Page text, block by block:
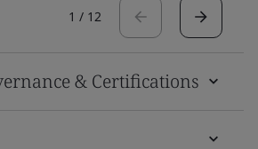
1 / 12
& Certifications